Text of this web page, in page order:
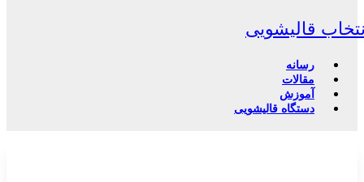
قالیشویی
رسانه
مقالات
آموزش
دستگاه قالیشویی